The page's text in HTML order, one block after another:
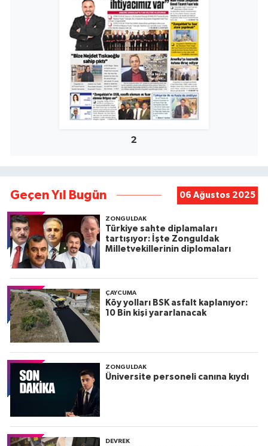
2
Geçen Yıl Bugün 06 Ağustos 2025
ZONGULDAK
Türkiye sahte diplamaları
tartışıyor: İşte Zonguldak
Milletvekillerinin diplomaları
ÇAYCUMA
Köy yolları BSK asfalt kaplanıyor:
10 Bin kişi yararlanacak
ZONGULDAK
Üniversite personeli canına kıydı
DEVREK